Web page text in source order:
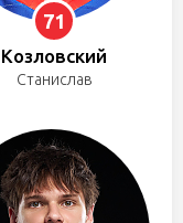
71
Козловский
Станислав